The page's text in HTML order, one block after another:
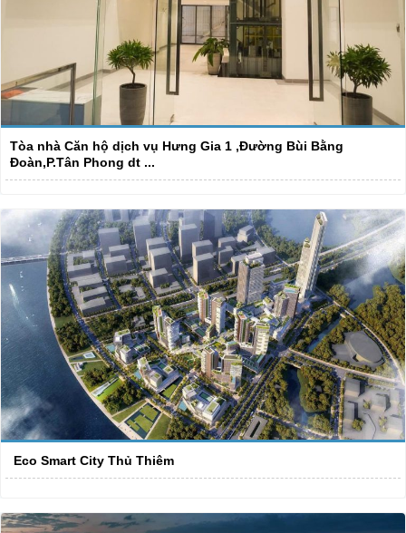
Tòa nhà Căn hộ dịch vụ Hưng Gia 1 ,Đường Bùi Bằng
Đoàn,P.Tân Phong dt ...
Eco Smart City Thủ Thiêm